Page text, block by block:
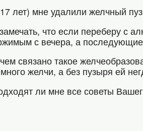
лет) мне удалили желчный
что если переберу с
с вечера, а
связано такое
желчи, а без пузыря ей
ли мне все советы